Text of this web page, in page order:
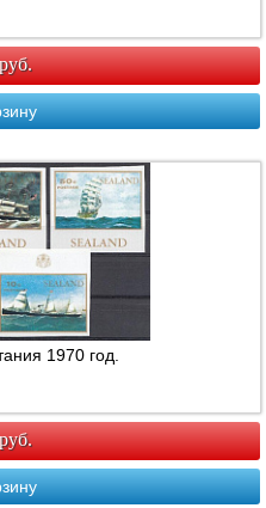
1970 год.